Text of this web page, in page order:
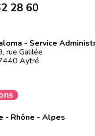
28 60
- Service
rue Galilée
Aytré
- Rhône - Alpes